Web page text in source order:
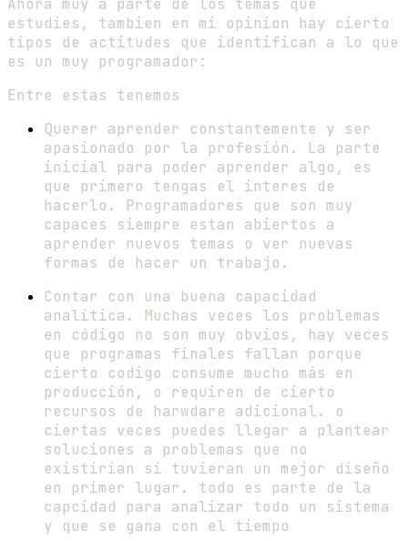
Ahora muy a parte de los temas que
estudies, tambien en mi opinion hay cierto
tipos de actitudes que identifican a lo que
es un muy programador:
Entre estas tenemos
Querer aprender constantemente y ser
apasionado por la profesión. La parte
inicial para poder aprender algo, es
que primero tengas el interes de
hacerlo. Programadores que son muy
capaces siempre estan abiertos a
aprender nuevos temas o ver nuevas
formas de hacer un trabajo.
Contar con una buena capacidad
analítica. Muchas veces los problemas
en código no son muy obvios, hay veces
que programas finales fallan porque
cierto codigo consume mucho más en
producción, o requiren de cierto
recursos de harwdare adicional. o
ciertas veces puedes llegar a plantear
soluciones a problemas que no
existirian si tuvieran un mejor diseño
en primer lugar. todo es parte de la
capcidad para analizar todo un sistema
y que se gana con el tiempo